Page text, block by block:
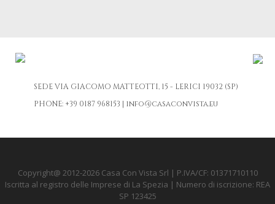
SEDEVIA GIACOMO MATTEOTTI, 15 - LERICI 19032 (SP)
PHONE: +39 0187 968153 | info@casaconvista.eu
Copyright@ 2012-2026 Casa Con Vista Srl | P.IVA/CF: 01371710110
Iscritta al registro delle Imprese di La Spezia | Numero di iscrizione: REA
SP 123425